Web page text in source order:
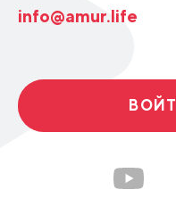
info@amur.life